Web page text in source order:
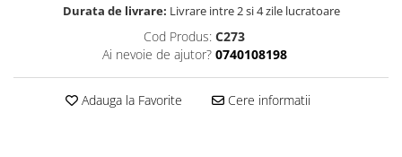
Durata de livrare: Livrare intre 2 si 4 zile lucratoare
Cod Produs: C273
Ai nevoie de ajutor? 0740108198
Adauga la Favorite Cere informatii